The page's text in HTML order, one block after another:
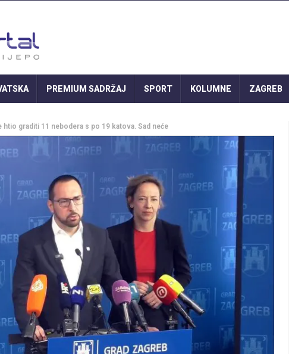
PREMIUM SADRŽAJ SPORT KOLUMNE ZAGREB
graditi 11 nebodera s po 19 katova. Sad neće